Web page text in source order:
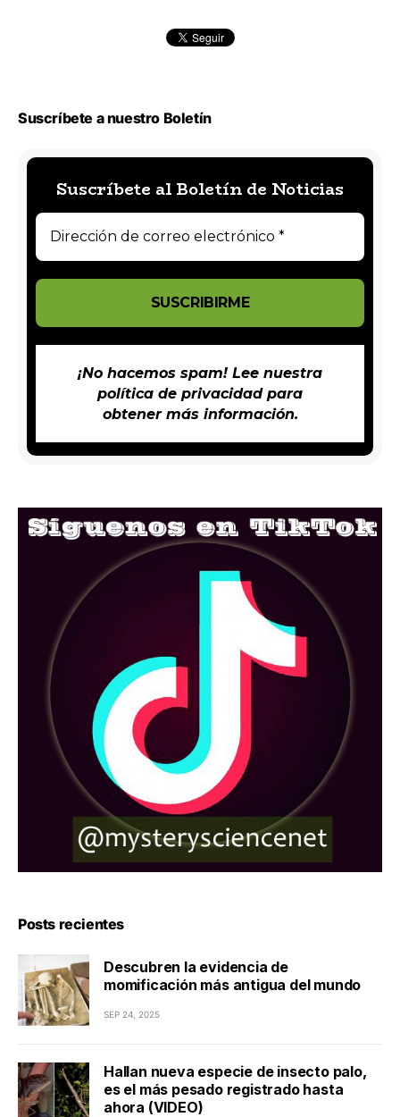
Suscríbete a nuestro Boletín
Suscríbete al Boletín de Noticias
¡No hacemos spam! Lee nuestra
política de privacidadpara
obtener más información.
Posts recientes
Descubren la evidencia de
momificación más antigua del mundo
SEP 24, 2025
Hallan nueva especie de insecto palo,
es el más pesado registrado hasta
ahora (VIDEO)